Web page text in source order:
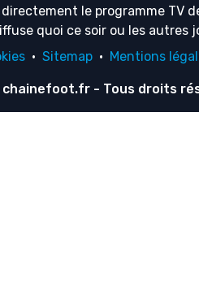
le programme TV
quoi ce soir ou les autres
· Sitemap · Mentions
chainefoot.fr - Tous droits